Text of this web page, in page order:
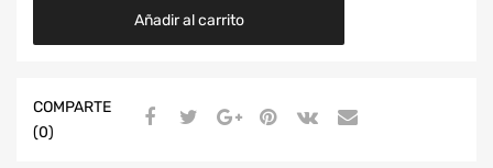
Añadir al carrito
COMPARTE
(0)